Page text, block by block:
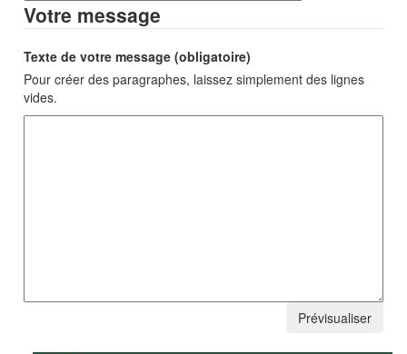
Votre message
Texte de votre message (obligatoire)
Pour créer des paragraphes, laissez simplement des lignes
vides.